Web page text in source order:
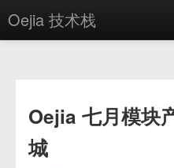
Oejia 技术栈
方案
OE学院
Oejia 七月模块
城